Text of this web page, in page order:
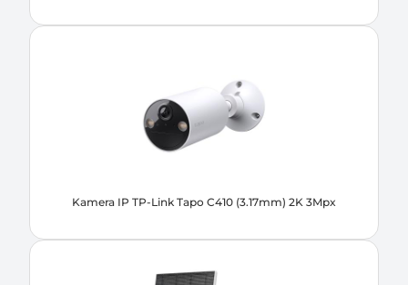
Kamera IP TP-Link Tapo C410 (3.17mm) 2K 3Mpx